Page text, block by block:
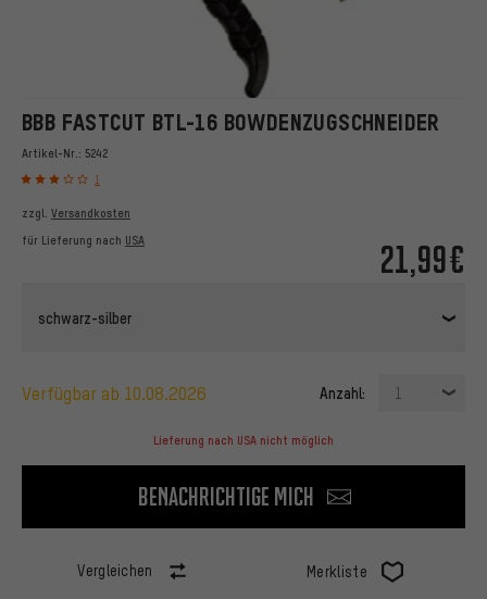
BBB FASTCUT BTL-16 BOWDENZUGSCHNEIDER
Artikel-Nr.: 5242
1
21,99€
zzgl. Versandkosten
für Lieferung nach USA
schwarz-silber
verfügbar ab 10.08.2026 Anzahl: 1
Lieferung nach USA nicht möglich
Benachrichtige mich
Vergleichen Merkliste